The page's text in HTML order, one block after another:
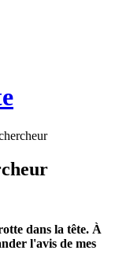
dans la tête. À
l'avis de mes